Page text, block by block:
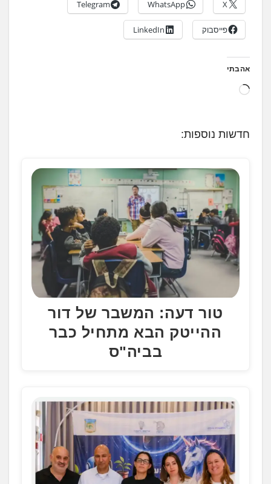
X
WhatsApp
Telegram
פייסבוק LinkedIn
אהבתי
ט
.
חדשות נוספות:
טור דעה: המשבר של דור
ההייטק הבא מתחיל כבר
בביה"ס